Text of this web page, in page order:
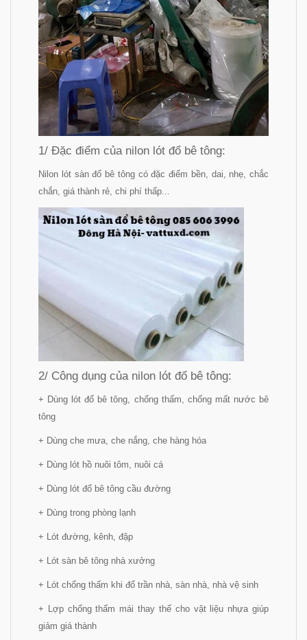
1/ Đặc điểm của nilon lót đổ bê tông:
Nilon lót sàn đổ bê tông có đặc điểm bền, dai, nhẹ, chắc
chắn, giá thành rẻ, chi phí thấp...
2/ Công dụng của nilon lót đổ bê tông:
+ Dùng lót đổ bê tông, chống thấm, chống mất nước bê
tông
+ Dùng che mưa, che nắng, che hàng hóa
+ Dùng lót hồ nuôi tôm, nuôi cá
+ Dùng lót đổ bê tông cầu đường
+ Dùng trong phòng lạnh
+ Lót đường, kênh, đập
+ Lót sàn bê tông nhà xưởng
+ Lót chống thấm khi đổ trần nhà, sàn nhà, nhà vệ sinh
+ Lợp chống thấm mái thay thế cho vật liệu nhựa giúp
giảm giá thành